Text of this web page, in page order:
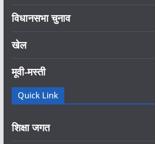
विधानसभा चुनाव
खेल
मूवी-मस्ती
Quick Link
शिक्षा जगत